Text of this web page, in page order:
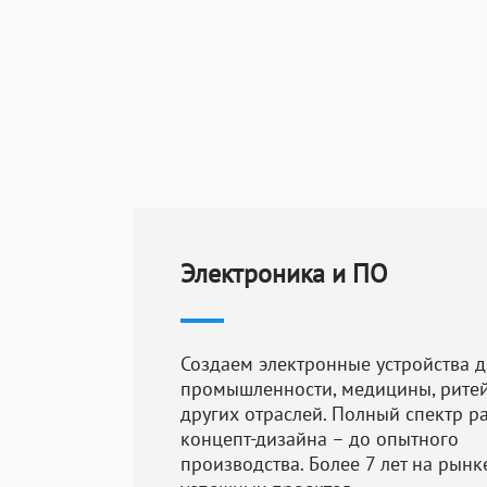
ПЛИС,
компонентов.
анализ
требованиям.
Физическое
Электроника и ПО
Создаем электронные устройства
промышленности, медицины,
других отраслей. Полный спектр
концепт-дизайна – до опытного
производства. Более 7 лет на